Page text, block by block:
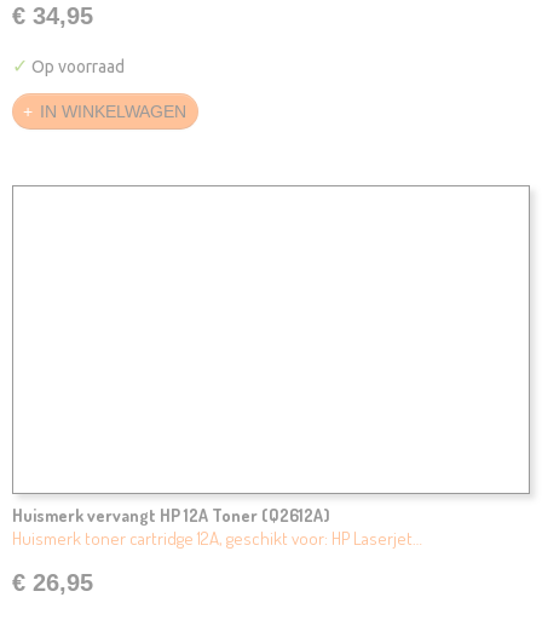
€ 34,95
✓ Op voorraad
IN WINKELWAGEN
Huismerk vervangt HP 12A Toner (Q2612A)
Huismerk toner cartridge 12A, geschikt voor: HP Laserjet…
€ 26,95